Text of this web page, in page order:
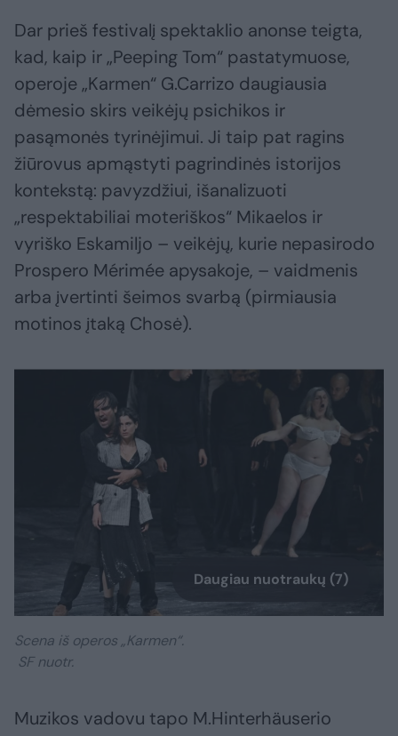
Dar prieš festivalį spektaklio anonse teigta,
kad, kaip ir „Peeping Tom“ pastatymuose,
operoje „Karmen“ G.Carrizo daugiausia
dėmesio skirs veikėjų psichikos ir
pasąmonės tyrinėjimui. Ji taip pat ragins
žiūrovus apmąstyti pagrindinės istorijos
kontekstą: pavyzdžiui, išanalizuoti
„respektabiliai moteriškos“ Mikaelos ir
vyriško Eskamiljo – veikėjų, kurie nepasirodo
Prospero Mérimée apysakoje, – vaidmenis
arba įvertinti šeimos svarbą (pirmiausia
motinos įtaką Chosė).
Daugiau nuotraukų (7)
Scena iš operos „Karmen“.
SF nuotr.
Muzikos vadovu tapo M.Hinterhäuserio